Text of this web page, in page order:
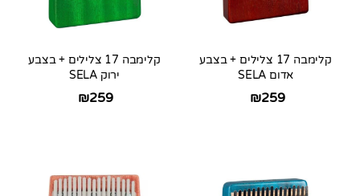
קלימבה 17 צלילים + בצבע
אדום SELA
₪259
קלימבה 17 צלילים + בצבע
ירוק SELA
₪259